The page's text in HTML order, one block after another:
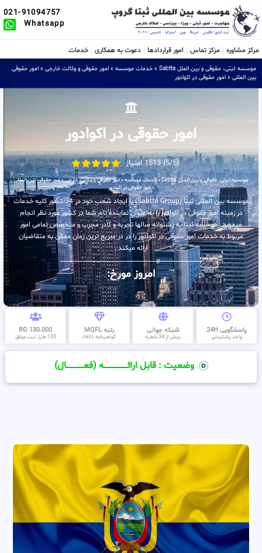
021-91094757
Whatsapp
مرکز مشاوره مرکز تماس امور قراردادها دعوت به همکاری خدمات
موسسه ثبتی، حقوقی و بین الملل Sabtta » خدمات موسسه » امور حقوقی و وکالت خارجی » امور حقوقی
بین المللی » امور حقوقی در اکوادور
امور حقوقی در اکوادور
(5/5) 1513 امتیاز
موسسه ثبتی، حقوقی و بین الملل Sabtta »خدمات موسسه»امور حقوقی و وکالت خارجی»امور حقوقی بین المللی
»امور حقوقی در اکوادور
موسسه بین المللی ثبتا (Sabtta Group) با ایجاد شعب خود در 34 کشور کلیه خدمات
در زمینه امور حقوقی در اکوادور را به عنوان نماینده تام شما در کشور مورد نظر انجام
میدهد . موسسه ثبتا به پشتوانه سالها تجربه و کادر مجرب و متخصص تمامی امور
مربوط به خدمات امور حقوقی در اکوادور را در در سریع ترین زمان ممکن به متقاضیان
ارائه میکند .
امروز مورخ:
پاسخگویی 24H
واحد پشتیبانی
شبکه جهانی
بیش از 34 شعبه
رتبه MQFL
گواهینامه cess
130.000 RG
130 هزار ثبت موفق
وضعیت : قابل ارائــــــــــــــــــــه (فعـــــــــــــــال)